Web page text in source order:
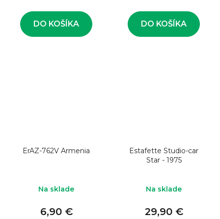
DO KOŠÍKA DO KOŠÍKA
ErAZ-762V Armenia
Na sklade
6,90 €
Estafette Studio-car
Star - 1975
Na sklade
29,90 €